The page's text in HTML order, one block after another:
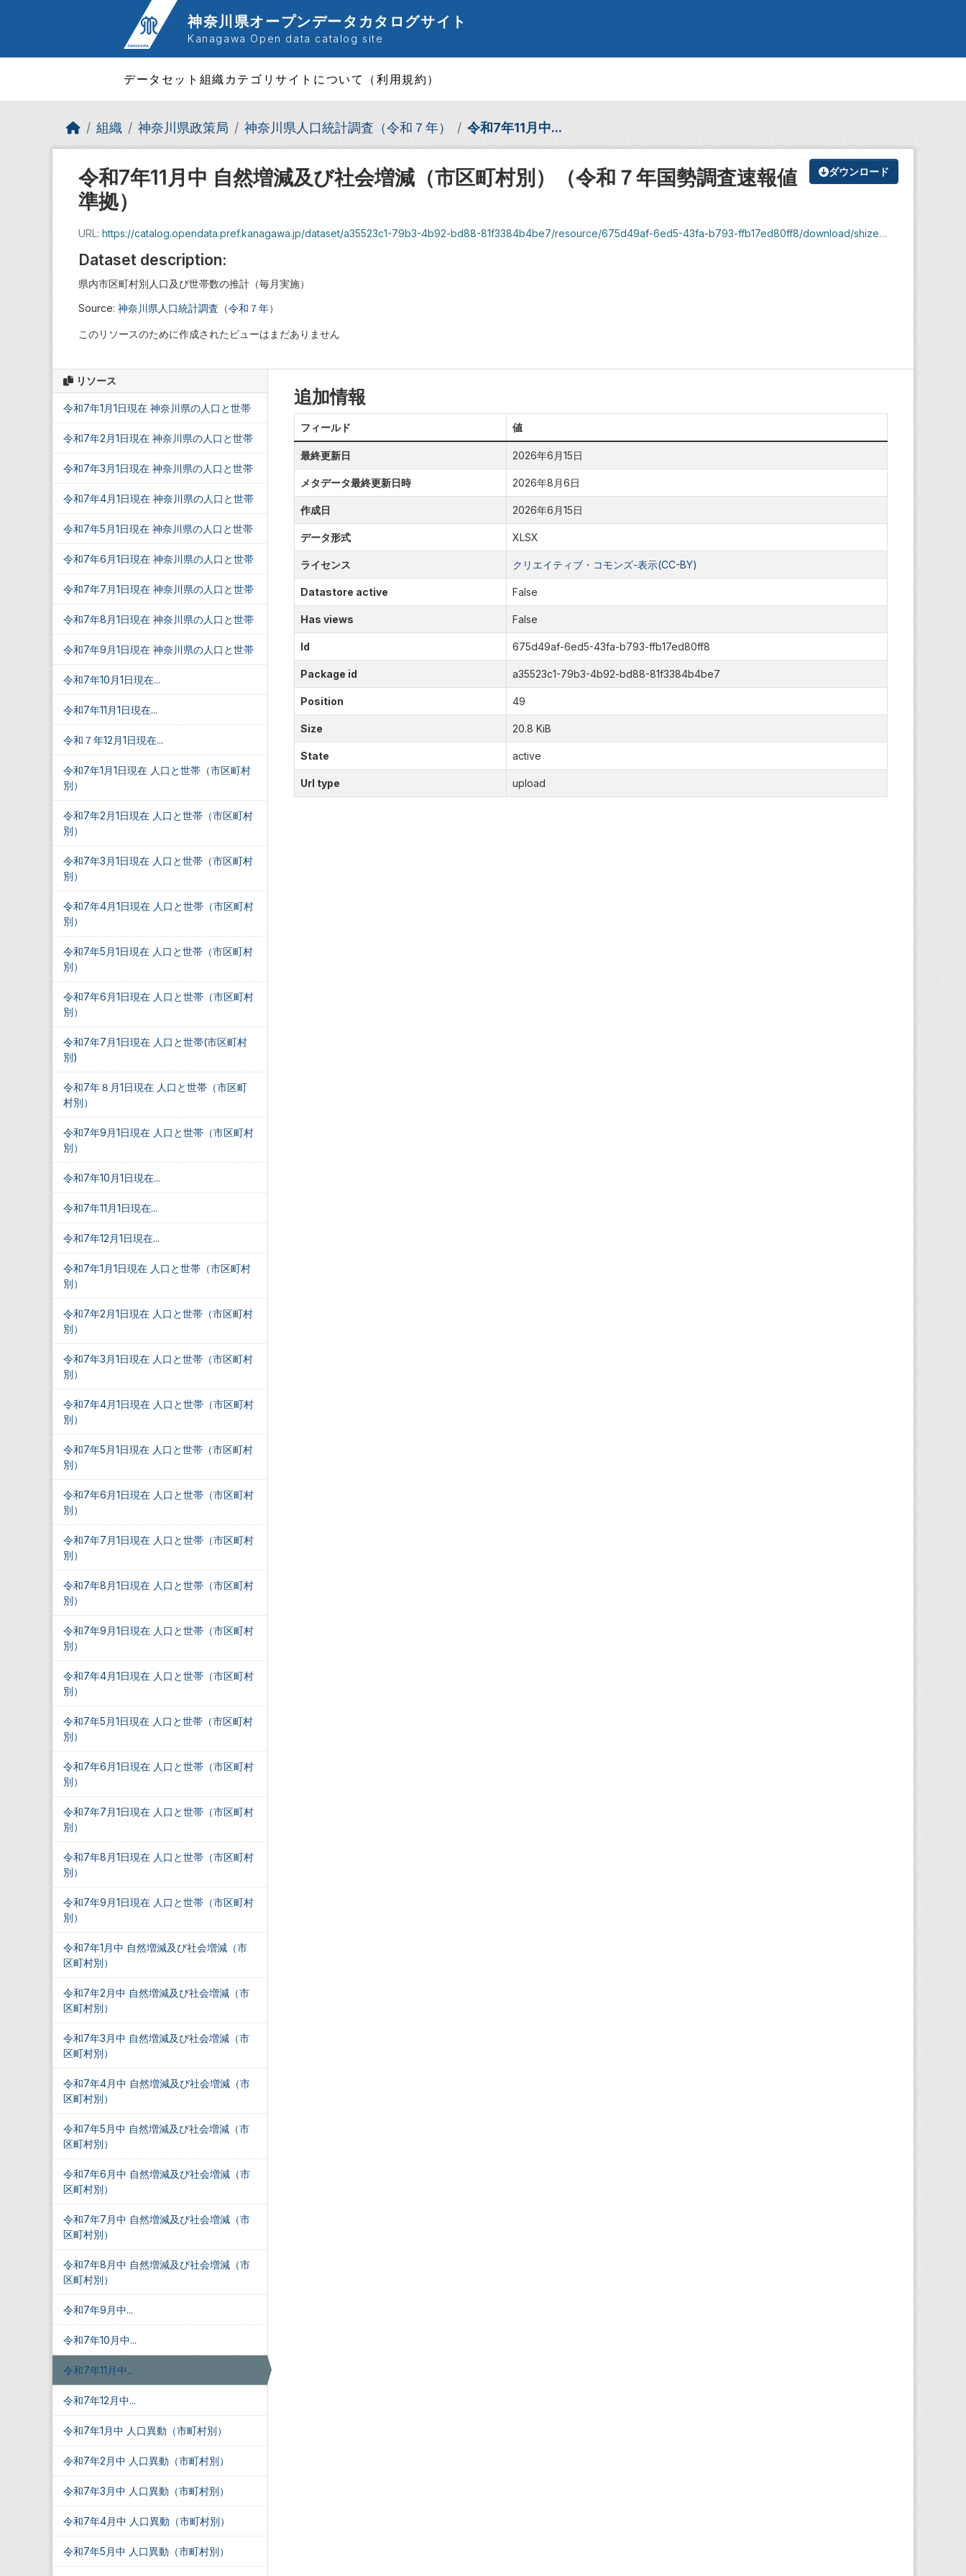
神奈川県オープンデータカタログサイト
Kanagawa Open data catalog site
データセット 組織 カテゴリサイトについて（利用規約）
組織 神奈川県政策局 神奈川県人口統計調査（令和７年） 令和7年11月中...
ダウンロード
令和7年11月中 自然増減及び社会増減（市区町村別）（令和７年国勢調査速報値
準拠）
URL: https://catalog.opendata.pref.kanagawa.jp/dataset/a35523c1-79b3-4b92-bd88-81f3384b4be7/resource/675d49af-6ed5-43fa-b793-ffb17ed80ff8/download/shizenzogen_r7_11.xlsx
Dataset description:
県内市区町村別人口及び世帯数の推計（毎月実施）
Source: 神奈川県人口統計調査（令和７年）
このリソースのために作成されたビューはまだありません
リソース
令和7年1月1日現在 神奈川県の人口と世帯
令和7年2月1日現在 神奈川県の人口と世帯
令和7年3月1日現在 神奈川県の人口と世帯
令和7年4月1日現在 神奈川県の人口と世帯
令和7年5月1日現在 神奈川県の人口と世帯
令和7年6月1日現在 神奈川県の人口と世帯
令和7年7月1日現在 神奈川県の人口と世帯
令和7年8月1日現在 神奈川県の人口と世帯
令和7年9月1日現在 神奈川県の人口と世帯
令和7年10月1日現在...
令和7年11月1日現在...
令和７年12月1日現在...
令和7年1月1日現在 人口と世帯（市区町村
別）
令和7年2月1日現在 人口と世帯（市区町村
別）
令和7年3月1日現在 人口と世帯（市区町村
別）
令和7年4月1日現在 人口と世帯（市区町村
別）
令和7年5月1日現在 人口と世帯（市区町村
別）
令和7年6月1日現在 人口と世帯（市区町村
別）
令和7年7月1日現在 人口と世帯(市区町村
別)
令和7年８月1日現在 人口と世帯（市区町
村別）
令和7年9月1日現在 人口と世帯（市区町村
別）
令和7年10月1日現在...
令和7年11月1日現在...
令和7年12月1日現在...
令和7年1月1日現在 人口と世帯（市区町村
別）
令和7年2月1日現在 人口と世帯（市区町村
別）
令和7年3月1日現在 人口と世帯（市区町村
別）
令和7年4月1日現在 人口と世帯（市区町村
別）
令和7年5月1日現在 人口と世帯（市区町村
別）
令和7年6月1日現在 人口と世帯（市区町村
別）
令和7年7月1日現在 人口と世帯（市区町村
別）
令和7年8月1日現在 人口と世帯（市区町村
別）
令和7年9月1日現在 人口と世帯（市区町村
別）
令和7年4月1日現在 人口と世帯（市区町村
別）
令和7年5月1日現在 人口と世帯（市区町村
別）
令和7年6月1日現在 人口と世帯（市区町村
別）
令和7年7月1日現在 人口と世帯（市区町村
別）
令和7年8月1日現在 人口と世帯（市区町村
別）
令和7年9月1日現在 人口と世帯（市区町村
別）
令和7年1月中 自然増減及び社会増減（市
区町村別）
令和7年2月中 自然増減及び社会増減（市
区町村別）
令和7年3月中 自然増減及び社会増減（市
区町村別）
令和7年4月中 自然増減及び社会増減（市
区町村別）
令和7年5月中 自然増減及び社会増減（市
区町村別）
令和7年6月中 自然増減及び社会増減（市
区町村別）
令和7年7月中 自然増減及び社会増減（市
区町村別）
令和7年8月中 自然増減及び社会増減（市
区町村別）
令和7年9月中...
令和7年10月中...
令和7年11月中...
令和7年12月中...
令和7年1月中 人口異動（市町村別）
令和7年2月中 人口異動（市町村別）
令和7年3月中 人口異動（市町村別）
令和7年4月中 人口異動（市町村別）
令和7年5月中 人口異動（市町村別）
追加情報
フィールド 値
最終更新日 2026年6月15日
メタデータ最終更新日時 2026年8月6日
作成日 2026年6月15日
データ形式 XLSX
ライセンス クリエイティブ・コモンズ-表示(CC-BY)
Datastore active False
Has views False
Id 675d49af-6ed5-43fa-b793-ffb17ed80ff8
Package id a35523c1-79b3-4b92-bd88-81f3384b4be7
Position 49
Size 20.8 KiB
State active
Url type upload